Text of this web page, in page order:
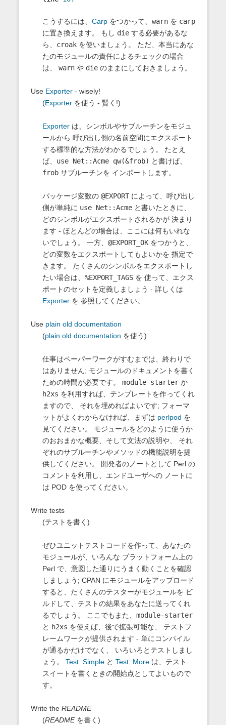
こうするには、 Carpをつかって、 warnを carp
に置き換えます。 もし dieする必要があるな
ら、 croakを使いましょう。 ただ、本当にあな
たのモジュールの責任によるチェックの場合
は、 warnや dieのままにしておきましょう。
Use Exporter- wisely!
(Exporterを使う - 賢く!)
Exporterは、シンボルやサブルーチンをモジュ
ールから 呼び出し側の名前空間にエクスポート
する標準的な方法がわかるでしょう。 たとえ
ば、 use Net::Acme qw(&frob) と書けば、
frobサブルーチンを インポートします。
パッケージ変数の @EXPORTによって、呼び出し
側が単純に use Net::Acmeと書いたときに、
どのシンボルがエクスポートされるかが 決まり
ます - ほとんどの場合は、ここには何もいれな
いでしょう。 一方、 @EXPORT_OKをつかうと、
どの変数をエクスポートしてもよいかを 指定で
きます。 たくさんのシンボルをエクスポートし
たい場合は、 %EXPORT_TAGSを 使って、エクス
ポートのセットを定義しましょう - 詳しくは
Exporterを 参照してください。
Use plain old documentation
(plain old documentation を使う)
仕事はペーパーワークがすむまでは、終わりで
はありません; モジュールのドキュメントを書く
ための時間が必要です。 module-starterか
h2xs を利用すれば、テンプレートを作ってくれ
ますので、 それを埋めればよいです; フォーマ
ットがよくわからなければ、まずは perlpod を
見てください。 モジュールをどのように使うか
のおおまかな概要、そして文法の説明や、 それ
ぞれのサブルーチンやメソッドの機能説明を提
供してください。 開発者のノートとして Perl の
コメントを利用し、エンドユーザへの ノートに
は POD を使ってください。
Write tests
(テストを書く)
ぜひユニットテストコードを作って、あなたの
モジュールが、いろんな プラットフォーム上の
Perl で、意図した通りにうまく動くことを確認
しましょう; CPAN にモジュールをアップロード
すると、たくさんのテスターがモジュールを ビ
ルドして、テストの結果をあなたに送ってくれ
るでしょう。 ここでもまた、 module-starter
と h2xs を使えば、後で拡張可能な、 テストフ
レームワークが提供されます - 単にコンパイル
が通るかだけでなく、 いろいろとテストしまし
ょう。 Test::Simpleと Test::Moreは、テスト
スイートを書くときの開始点としてよいもので
す。
Write the README
(READMEを書く)